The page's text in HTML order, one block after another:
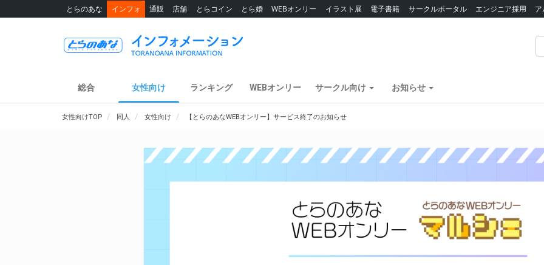
とらのあな インフォ 通販 店舗 とらコイン とら婚 WEBオンリー イラスト展 電子書籍 サークルポータル エンジニア採用
総合 女性向け ランキング WEBオンリー サークル向け お知らせ
女性向けTOP 同人 女性向け 【とらのあなWEBオンリー】サービス終了のお知らせ